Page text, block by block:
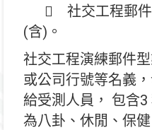
 社交工程郵件
(含)。
社交工程演練郵件
或公司行號等名義
給受測人員， 包含3
為八卦、休閒、保